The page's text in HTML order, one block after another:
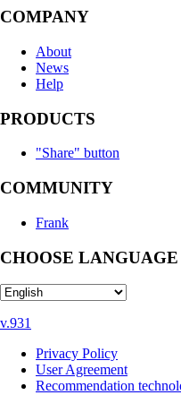
COMPANY
About
News
Help
PRODUCTS
"Share" button
COMMUNITY
Frank
CHOOSE LANGUAGE
v.931
Privacy Policy
User Agreement
Recommendation